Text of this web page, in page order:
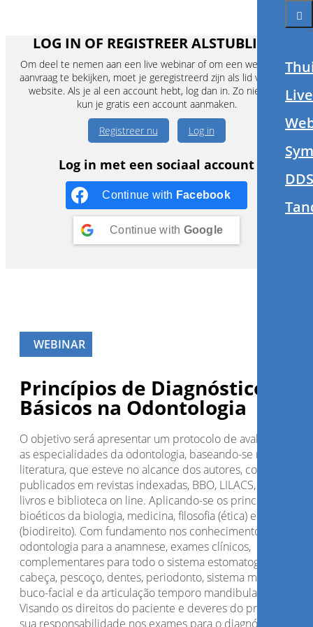
LOG IN OF REGISTREER ALSTUBLIEFT
Om deel te nemen aan een live webinar of om een webinar op
aanvraag te bekijken, moet je geregistreerd zijn als lid van deze
website. Als je al een account hebt, log dan in. Zo niet, dan
kun je gratis een account aanmaken.
Registreer nu
Log in
Log in met een sociaal account
Continue with Facebook
Continue with Google
WEBINAR
Princípios de Diagnósticos
Básicos na Odontologia
O objetivo será apresentar um protocolo de avaliação para
as especialidades da odontologia, baseando-se na revisão
literatura, que esteve no alcance dos autores, como: artigos
publicados em revistas indexadas, BBO, LILACS, SCIELO,
livros e biblioteca on line. Aplicando-se os princípios
bioéticos da biologia, medicina, filosofia (ética) e direito
(biodireito). Com fundamento nos conhecimentos básicos
odontologia para a anamnese, exames clínicos,
complementares para todo o sistema estomatognático:
cabeça, pescoço, dentes, periodonto, sistema muscular
buco-facial e da articulação temporo mandibular (ATM).
Visando os direitos do paciente e deveres do profissional
sua responsabilidade nos exames para o diagnóstico e